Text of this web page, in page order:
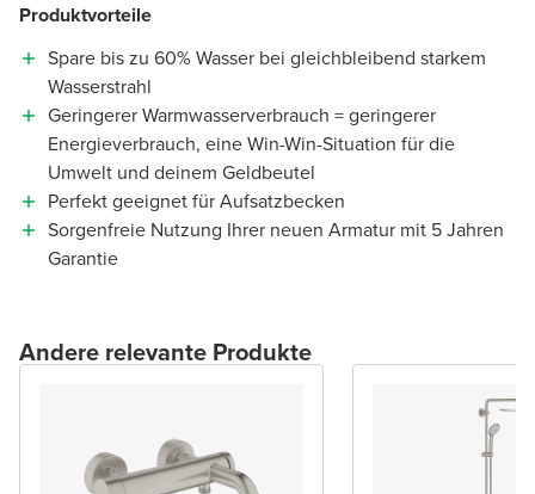
Produktvorteile
Spare bis zu 60% Wasser bei gleichbleibend starkem
Wasserstrahl
Geringerer Warmwasserverbrauch = geringerer
Energieverbrauch, eine Win-Win-Situation für die
Umwelt und deinem Geldbeutel
Perfekt geeignet für Aufsatzbecken
Sorgenfreie Nutzung Ihrer neuen Armatur mit 5 Jahren
Garantie
Andere relevante Produkte